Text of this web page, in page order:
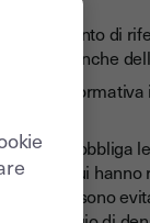
il punto di
(e anche
nella
849) obbliga
con cui hanno
possono